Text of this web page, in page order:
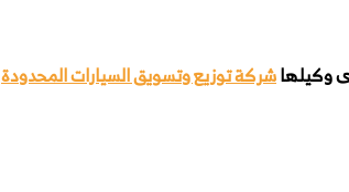
شركة توزيع وتسويق السيارات المحدودة